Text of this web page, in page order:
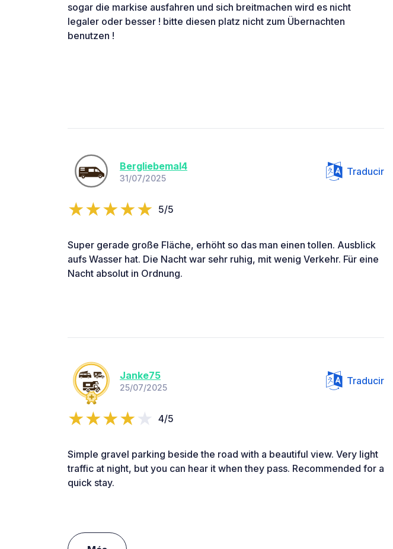
sogar die markise ausfahren und sich breitmachen wird es nicht
legaler oder besser ! bitte diesen platz nicht zum Übernachten
benutzen !
Bergliebemal4
31/07/2025
Traducir
5/5
Super gerade große Fläche, erhöht so das man einen tollen. Ausblick
aufs Wasser hat. Die Nacht war sehr ruhig, mit wenig Verkehr. Für eine
Nacht absolut in Ordnung.
Janke75
25/07/2025
Traducir
4/5
Simple gravel parking beside the road with a beautiful view. Very light
traffic at night, but you can hear it when they pass. Recommended for a
quick stay.